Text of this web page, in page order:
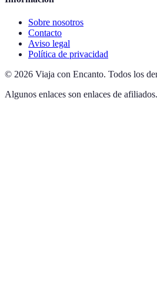
Sobre nosotros
Contacto
Aviso legal
Política de privacidad
© 2026 Viaja con Encanto. Todos los
Algunos enlaces son enlaces de afiliados.